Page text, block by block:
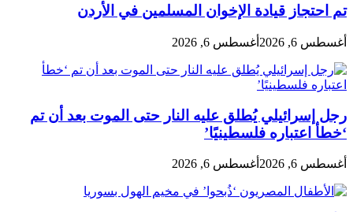
تم احتجاز قيادة الإخوان المسلمين في الأردن
أغسطس 6, 2026 أغسطس 6, 2026
رجل إسرائيلي يُطلق عليه النار حتى الموت بعد أن تم
‘خطأ اعتباره فلسطينيًا’
أغسطس 6, 2026 أغسطس 6, 2026